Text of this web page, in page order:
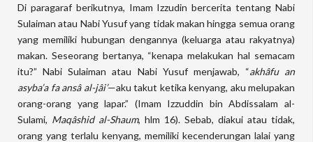
Di paragaraf berikutnya, Imam Izzudin bercerita tentang Nabi
Sulaiman atau Nabi Yusuf yang tidak makan hingga semua orang
yang memiliki hubungan dengannya (keluarga atau rakyatnya)
makan. Seseorang bertanya, “kenapa melakukan hal semacam
itu?” Nabi Sulaiman atau Nabi Yusuf menjawab, “akhâfu an
asyba’a fa ansâ al-jâi’—aku takut ketika kenyang, aku melupakan
orang-orang yang lapar.” (Imam Izzuddin bin Abdissalam al-
Sulami, Maqâshid al-Shaum, hlm 16). Sebab, diakui atau tidak,
orang yang terlalu kenyang, memiliki kecenderungan lalai yang